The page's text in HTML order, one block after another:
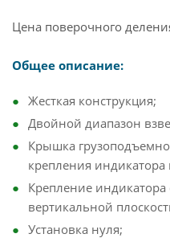
Цена поверочного
Общее описание:
Жесткая конструкция;
Двойной диапазон
Крышка
крепления
Крепление
вертикальной
Установка нуля;